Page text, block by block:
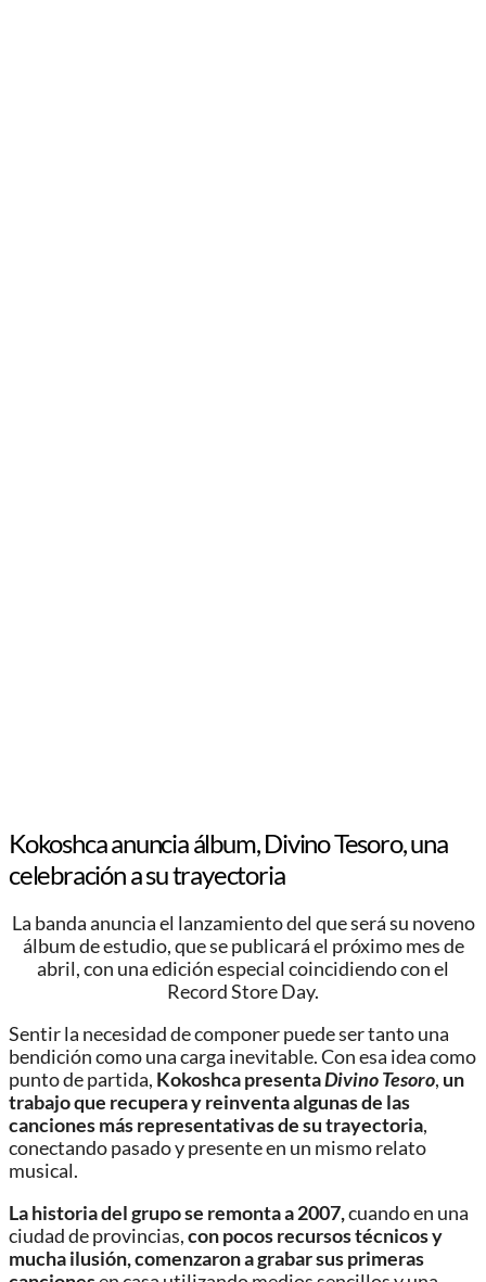
Kokoshca anuncia álbum, Divino Tesoro, una
celebración a su trayectoria
La banda anuncia el lanzamiento del que será su noveno
álbum de estudio, que se publicará el próximo mes de
abril, con una edición especial coincidiendo con el
Record Store Day.
Sentir la necesidad de componer puede ser tanto una
bendición como una carga inevitable. Con esa idea como
punto de partida, KokoshcapresentaDivino Tesoro, un
trabajo que recupera y reinventa algunas de las
canciones más representativas de su trayectoria,
conectando pasado y presente en un mismo relato
musical.
La historia del grupo se remonta a 2007,cuando en una
ciudad de provincias,con pocos recursos técnicos y
mucha ilusión, comenzaron a grabar sus primeras